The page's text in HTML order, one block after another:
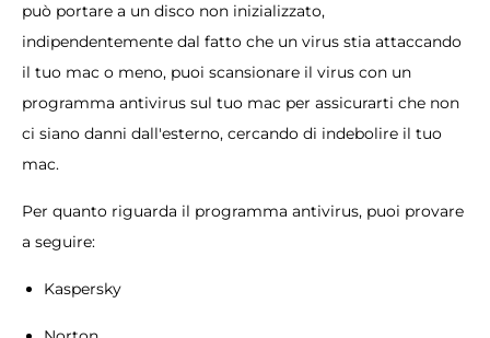
può portare a un disco non inizializzato,
indipendentemente dal fatto che un virus stia attaccando
il tuo mac o meno, puoi scansionare il virus con un
programma antivirus sul tuo mac per assicurarti che non
ci siano danni dall'esterno, cercando di indebolire il tuo
mac.
Per quanto riguarda il programma antivirus, puoi provare
a seguire:
Kaspersky